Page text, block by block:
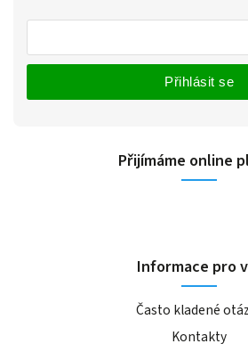
Přihlásit se
Přijímáme online
Informace pro
Často kladené
Kontakty